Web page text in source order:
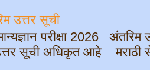
उत्तर सूची
परीक्षा 2026
सूची अधिकृत आहे मराठी